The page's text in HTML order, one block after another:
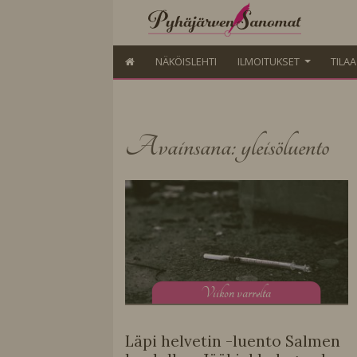
NÄKÖISLEHTI ILMOITUKSET
Avainsana: yleisöluento
Viikon varrelta
Läpi helvetin -luento Salmen